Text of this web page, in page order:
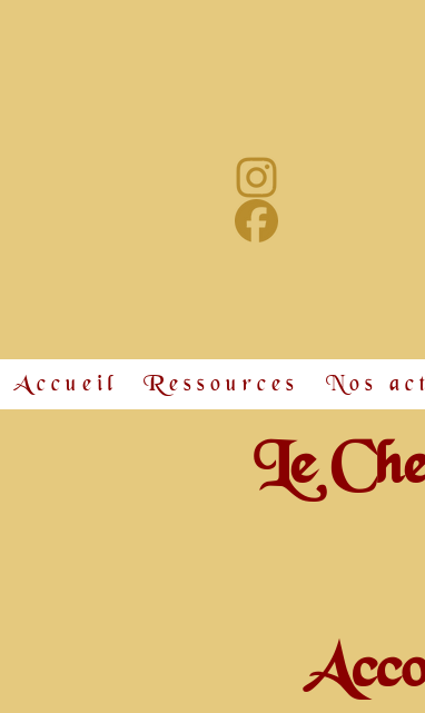
Accueil Ressources Nos
Le